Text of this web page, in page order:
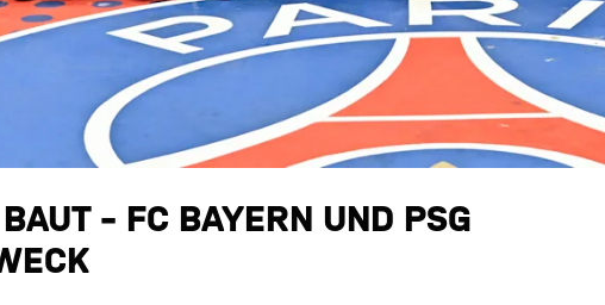
– FC BAYERN UND PSG V